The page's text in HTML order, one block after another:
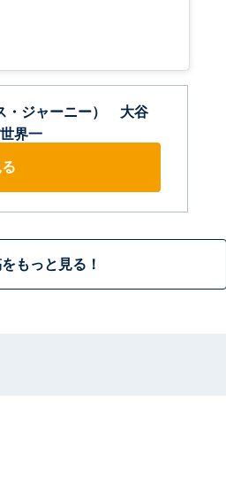
・ジャーニー） 大谷
界一
もっと見る！